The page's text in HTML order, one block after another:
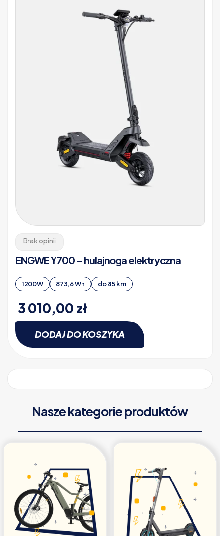
Brak opinii
ENGWE Y700 – hulajnoga elektryczna
1200W 873,6 Wh do 85 km
3 010,00 zł
DODAJ DO KOSZYKA
Nasze kategorie produktów